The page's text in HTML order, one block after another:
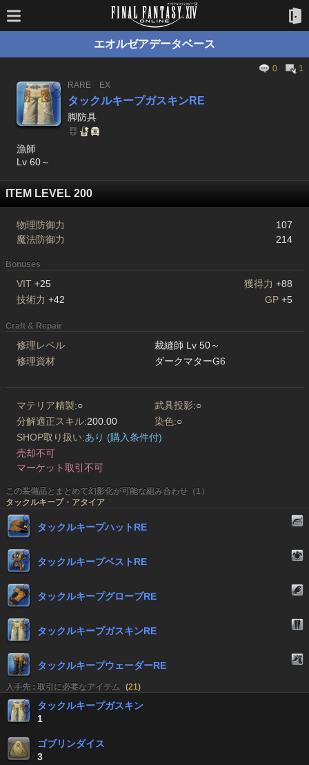
エオルゼアデータベース
0
1
RARE
EX
タックルキープガスキンRE
脚防具
漁師
Lv 60～
ITEM LEVEL 200
物理防御力
107
魔法防御力
214
Bonuses
VIT +25 獲得力 +88
技術力 +42 GP +5
Craft & Repair
修理レベル
裁縫師 Lv 50～
修理資材
ダークマターG6
マテリア精製:○ 武具投影:○
分解適正スキル:200.00 染色:○
SHOP取り扱い:あり (購入条件付)
売却不可
マーケット取引不可
この装備品とまとめて幻影化が可能な組み合わせ（1）
タックルキープ・アタイア
タックルキープハットRE
タックルキープベストRE
タックルキープグローブRE
タックルキープガスキンRE
タックルキープウェーダーRE
入手先 : 取引に必要なアイテム (21)
タックルキープガスキン
1
ゴブリンダイス
3